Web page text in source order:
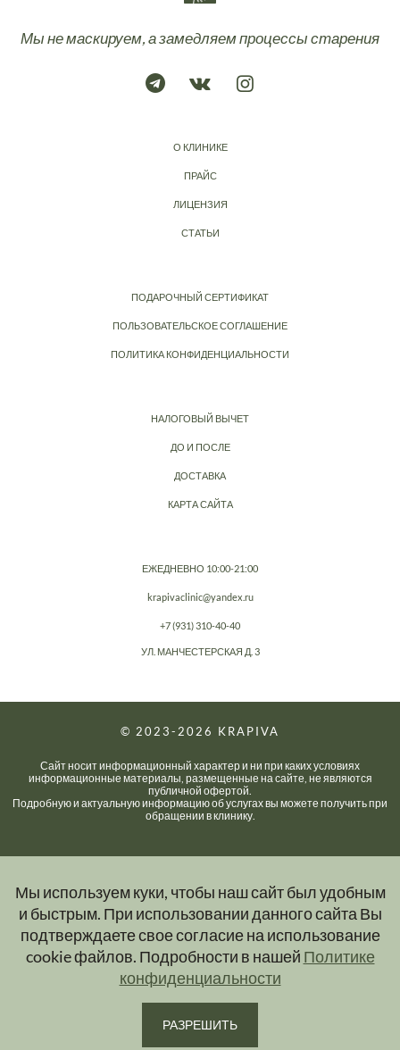
Мы используем куки, чтобы наш сайт был удобным
и быстрым. При использовании данного сайта Вы
подтверждаете свое согласие на использование
cookie файлов. Подробности в нашей Политике
конфиденциальности
РАЗРЕШИТЬ
Мы не маскируем, а замедляем процессы старения
О КЛИНИКЕ
ПРАЙС
ЛИЦЕНЗИЯ
СТАТЬИ
ПОДАРОЧНЫЙ СЕРТИФИКАТ
ПОЛЬЗОВАТЕЛЬСКОЕ СОГЛАШЕНИЕ
ПОЛИТИКА КОНФИДЕНЦИАЛЬНОСТИ
НАЛОГОВЫЙ ВЫЧЕТ
ДО И ПОСЛЕ
ДОСТАВКА
КАРТА САЙТА
ЕЖЕДНЕВНО 10:00-21:00
krapivaclinic@yandex.ru
+7 (931) 310-40-40
УЛ. МАНЧЕСТЕРСКАЯ Д. 3
© 2023-2026 KRAPIVA
Сайт носит информационный характер и ни при каких условиях
информационные материалы, размещенные на сайте, не являются
публичной офертой.
Подробную и актуальную информацию об услугах вы можете получить при
обращении в клинику.